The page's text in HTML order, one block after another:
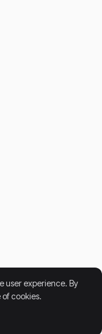
user experience. By
of cookies.